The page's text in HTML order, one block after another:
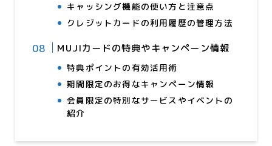
キャッシング機能の使い方と注意点
クレジットカードの利用履歴の管理方法
MUJIカードの特典やキャンペーン情報
特典ポイントの有効活用術
期間限定のお得なキャンペーン情報
会員限定の特別なサービスやイベントの
紹介